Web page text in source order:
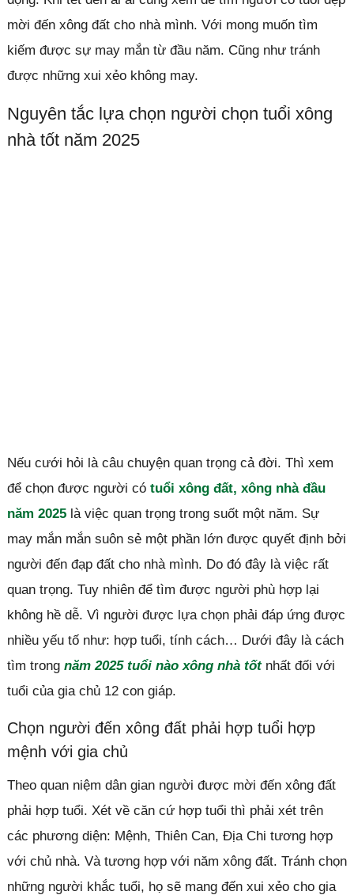
mời đến xông đất cho nhà mình. Với mong muốn tìm
kiếm được sự may mắn từ đầu năm. Cũng như tránh
được những xui xẻo không may.
Nguyên tắc lựa chọn người chọn tuổi xông
nhà tốt năm 2025
Nếu cưới hỏi là câu chuyện quan trọng cả đời. Thì xem
để chọn được người có tuổi xông đất, xông nhà đầu
năm 2025là việc quan trọng trong suốt một năm. Sự
may mắn mắn suôn sẻ một phần lớn được quyết định bởi
người đến đạp đất cho nhà mình. Do đó đây là việc rất
quan trọng. Tuy nhiên để tìm được người phù hợp lại
không hề dễ. Vì người được lựa chọn phải đáp ứng được
nhiều yếu tố như: hợp tuổi, tính cách… Dưới đây là cách
tìm trong năm 2025 tuổi nào xông nhà tốtnhất đối với
tuổi của gia chủ 12 con giáp.
Chọn người đến xông đất phải hợp tuổi hợp
mệnh với gia chủ
Theo quan niệm dân gian người được mời đến xông đất
phải hợp tuổi. Xét về căn cứ hợp tuổi thì phải xét trên
các phương diện: Mệnh, Thiên Can, Địa Chi tương hợp
với chủ nhà. Và tương hợp với năm xông đất. Tránh chọn
những người khắc tuổi, họ sẽ mang đến xui xẻo cho gia